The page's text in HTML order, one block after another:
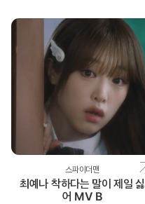
스파이더맨
최예나 착하다는 말이 제일 싫
어 MV B